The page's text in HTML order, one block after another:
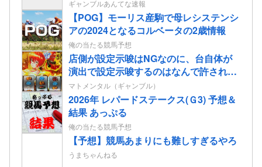
ギャンブルあんてな速報
【POG】モーリス産駒で母レシステンシ
アの2024となるコルベータの2歳情報
俺の当たる競馬予想
店側が設定示唆はNGなのに、台自体が
演出で設定示唆するのはなんで許されて
るの？
マトメンタル（ギャンブル）
2026年 レパードステークス(Ｇ3) 予想＆
結果 あっぷる
俺の当たる競馬予想
【予想】競馬あまりにも難しすぎるやろ
うまちゃんねる